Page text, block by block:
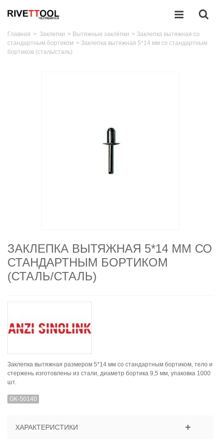
Главная > Заклепки > Вытяжные заклёпки > Заклепка вытяжная со
стандартным бортиком > Заклепка вытяжная 5*14 мм со стандартным
бортиком (сталь/сталь)
ЗАКЛЕПКА ВЫТЯЖНАЯ 5*14 ММ СО
СТАНДАРТНЫМ БОРТИКОМ
(СТАЛЬ/СТАЛЬ)
Заклепка вытяжная размером 5*14 мм со стандартным бортиком, тело и
стержень изготовлены из стали, диаметр бортика 9,5 мм, упаковка 1000
шт.
GK-50140
ХАРАКТЕРИСТИКИ